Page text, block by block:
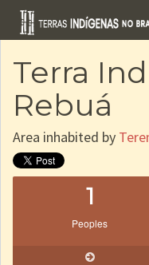
Terra
Rebuá
Area inhabited by
1
Peoples